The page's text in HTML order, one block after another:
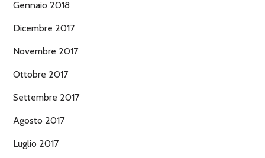
Gennaio 2018
Dicembre 2017
Novembre 2017
Ottobre 2017
Settembre 2017
Agosto 2017
Luglio 2017